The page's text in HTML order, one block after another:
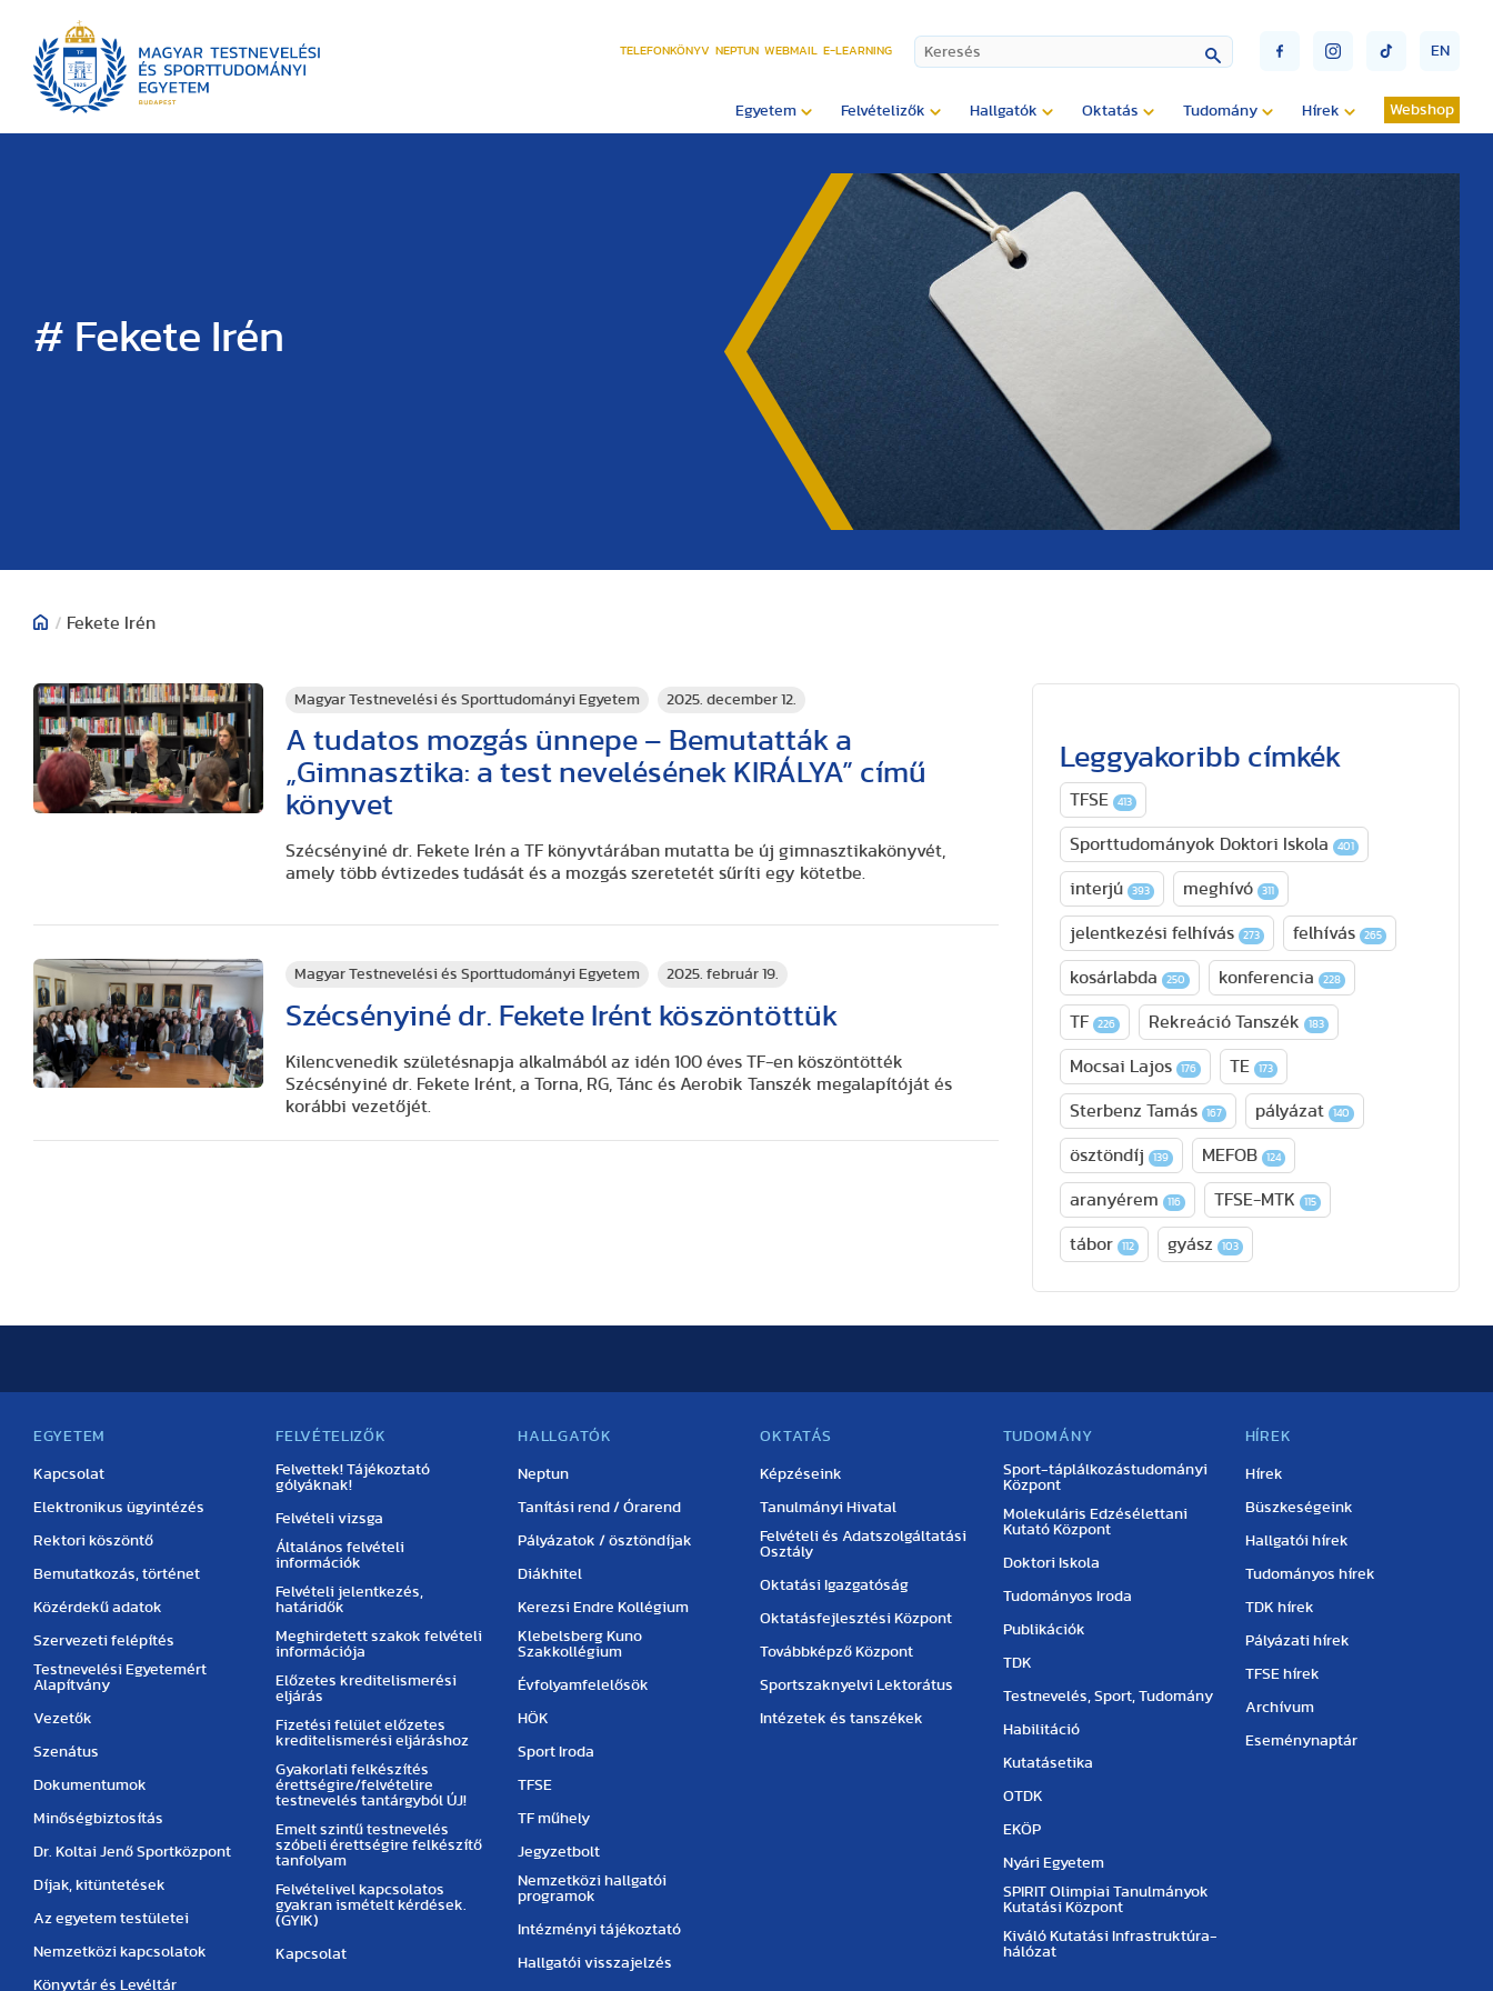
TELEFONKÖNYV NEPTUN WEBMAIL E-LEARNING EN
Egyetem Felvételizők Hallgatók Oktatás Tudomány Hírek Webshop
# Fekete Irén
/ Fekete Irén
Magyar Testnevelési és Sporttudományi Egyetem 2025. december 12.
A tudatos mozgás ünnepe – Bemutatták a
„Gimnasztika: a test nevelésének KIRÁLYA” című
könyvet
Szécsényiné dr. Fekete Irén a TF könyvtárában mutatta be új gimnasztikakönyvét,
amely több évtizedes tudását és a mozgás szeretetét sűríti egy kötetbe.
Magyar Testnevelési és Sporttudományi Egyetem 2025. február 19.
Szécsényiné dr. Fekete Irént köszöntöttük
Kilencvenedik születésnapja alkalmából az idén 100 éves TF-en köszöntötték
Szécsényiné dr. Fekete Irént, a Torna, RG, Tánc és Aerobik Tanszék megalapítóját és
korábbi vezetőjét.
Leggyakoribb címkék
TFSE 413
Sporttudományok Doktori Iskola 401
interjú 393 meghívó 311
jelentkezési felhívás 273 felhívás 265
kosárlabda 250 konferencia 228
TF 226 Rekreáció Tanszék 183
Mocsai Lajos 176 TE 173
Sterbenz Tamás 167 pályázat 140
ösztöndíj 139 MEFOB 124
aranyérem 116 TFSE-MTK 115
tábor 112 gyász 103
EGYETEM
Kapcsolat
Elektronikus ügyintézés
Rektori köszöntő
Bemutatkozás, történet
Közérdekű adatok
Szervezeti felépítés
Testnevelési Egyetemért
Alapítvány
Vezetők
Szenátus
Dokumentumok
Minőségbiztosítás
Dr. Koltai Jenő Sportközpont
Díjak, kitüntetések
Az egyetem testületei
Nemzetközi kapcsolatok
Könyvtár és Levéltár
FELVÉTELIZŐK
Felvettek! Tájékoztató
gólyáknak!
Felvételi vizsga
Általános felvételi
információk
Felvételi jelentkezés,
határidők
Meghirdetett szakok felvételi
információja
Előzetes kreditelismerési
eljárás
Fizetési felület előzetes
kreditelismerési eljáráshoz
Gyakorlati felkészítés
érettségire/felvételire
testnevelés tantárgyból ÚJ!
Emelt szintű testnevelés
szóbeli érettségire felkészítő
tanfolyam
Felvételivel kapcsolatos
gyakran ismételt kérdések.
(GYIK)
Kapcsolat
HALLGATÓK
Neptun
Tanítási rend / Órarend
Pályázatok / ösztöndíjak
Diákhitel
Kerezsi Endre Kollégium
Klebelsberg Kuno
Szakkollégium
Évfolyamfelelősök
HÖK
Sport Iroda
TFSE
TF műhely
Jegyzetbolt
Nemzetközi hallgatói
programok
Intézményi tájékoztató
Hallgatói visszajelzés
OKTATÁS
Képzéseink
Tanulmányi Hivatal
Felvételi és Adatszolgáltatási
Osztály
Oktatási Igazgatóság
Oktatásfejlesztési Központ
Továbbképző Központ
Sportszaknyelvi Lektorátus
Intézetek és tanszékek
TUDOMÁNY
Sport-táplálkozástudományi
Központ
Molekuláris Edzésélettani
Kutató Központ
Doktori Iskola
Tudományos Iroda
Publikációk
TDK
Testnevelés, Sport, Tudomány
Habilitáció
Kutatásetika
OTDK
EKÖP
Nyári Egyetem
SPIRIT Olimpiai Tanulmányok
Kutatási Központ
Kiváló Kutatási Infrastruktúra-
hálózat
HÍREK
Hírek
Büszkeségeink
Hallgatói hírek
Tudományos hírek
TDK hírek
Pályázati hírek
TFSE hírek
Archívum
Eseménynaptár